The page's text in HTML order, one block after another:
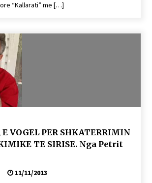
“Kallarati” me […]
E VOGEL PER SHKATERRIMIN
TE SIRISE. Nga Petrit
11/11/2013